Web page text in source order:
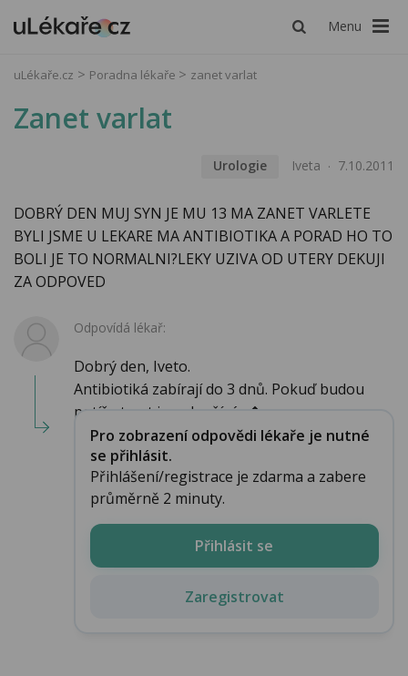
Menu
uLékaře.cz Poradna lékaře zanet varlat
Zanet varlat
Urologie Iveta 7.10.2011
DOBRÝ DEN MUJ SYN JE MU 13 MA ZANET VARLETE
BYLI JSME U LEKARE MA ANTIBIOTIKA A PORAD HO TO
BOLI JE TO NORMALNI?LEKY UZIVA OD UTERY DEKUJI
ZA ODPOVED
Odpovídá lékař:
Dobrý den, Iveto.
Antibiotiká zabírají do 3 dnů. Pokuď budou
potíže trvat i po doužíván�...
Pro zobrazení odpovědi lékaře je nutné
se přihlásit.
Přihlášení/registrace je zdarma a zabere
průměrně 2 minuty.
Přihlásit se
Zaregistrovat